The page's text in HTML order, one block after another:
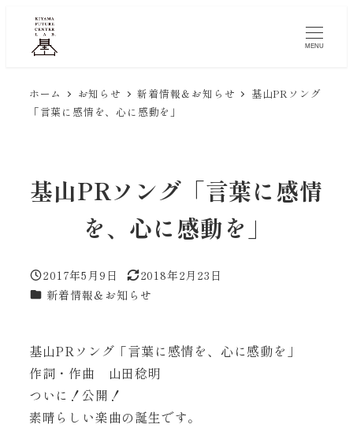
MENU
ホーム お知らせ 新着情報＆お知らせ
基山PRソング
「言葉に感情を、心に感動を」
基山PRソング「言葉に感情
を、心に感動を」
投稿日
2017年5月9日
更新日
2018年2月23日
カテゴリー
新着情報＆お知らせ
基山PRソング「言葉に感情を、心に感動を」
作詞・作曲 山田稔明
ついに！公開！
素晴らしい楽曲の誕生です。